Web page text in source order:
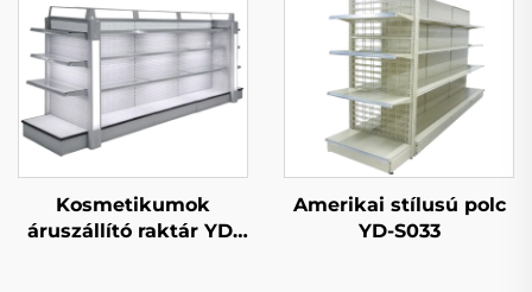
Kosmetikumok
áruszállító raktár YD-
Amerikai stílusú polc
YD-S033